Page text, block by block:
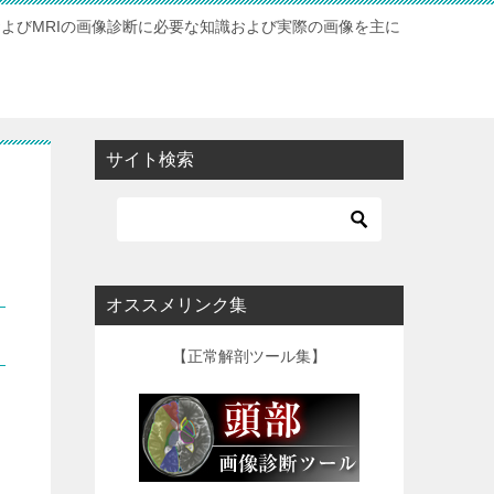
びMRIの画像診断に必要な知識および実際の画像を主に
サイト検索
オススメリンク集
【正常解剖ツール集】